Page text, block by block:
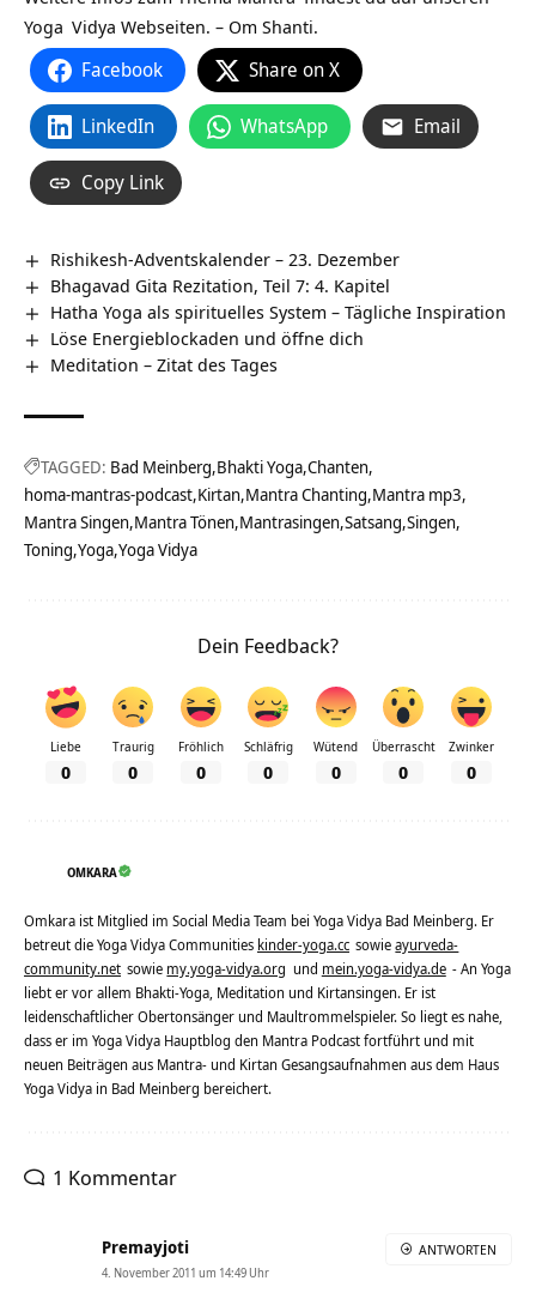
Yoga Vidya Webseiten. – Om Shanti.
Facebook Share on X
LinkedIn WhatsApp Email
Copy Link
Rishikesh-Adventskalender – 23. Dezember
Bhagavad Gita Rezitation, Teil 7: 4. Kapitel
Hatha Yoga als spirituelles System – Tägliche Inspiration
Löse Energieblockaden und öffne dich
Meditation – Zitat des Tages
TAGGED: Bad Meinberg Bhakti Yoga Chanten
homa-mantras-podcast Kirtan Mantra Chanting Mantra mp3
Mantra Singen Mantra Tönen Mantrasingen Satsang Singen
Toning Yoga Yoga Vidya
Dein Feedback?
Liebe
0
Traurig
0
Fröhlich
0
Schläfrig
0
Wütend
0
Überrascht
0
Zwinker
0
OMKARA
Omkara ist Mitglied im Social Media Team bei Yoga Vidya Bad Meinberg. Er
betreut die Yoga Vidya Communities kinder-yoga.cc sowieayurveda-
community.net sowie my.yoga-vidya.org und mein.yoga-vidya.de - An Yoga
liebt er vor allem Bhakti-Yoga, Meditation und Kirtansingen. Er ist
leidenschaftlicher Obertonsänger und Maultrommelspieler. So liegt es nahe,
dass er im Yoga Vidya Hauptblog den Mantra Podcast fortführt und mit
neuen Beiträgen aus Mantra- und Kirtan Gesangsaufnahmen aus dem Haus
Yoga Vidya in Bad Meinberg bereichert.
1 Kommentar
Premayjoti
4. November 2011 um 14:49 Uhr
ANTWORTEN